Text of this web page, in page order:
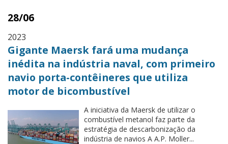
28/06
2023
Gigante Maersk fará uma mudança
inédita na indústria naval, com primeiro
navio porta-contêineres que utiliza
motor de bicombustível
A iniciativa da Maersk de utilizar o
combustível metanol faz parte da
estratégia de descarbonização da
indústria de navios A A.P. Moller...